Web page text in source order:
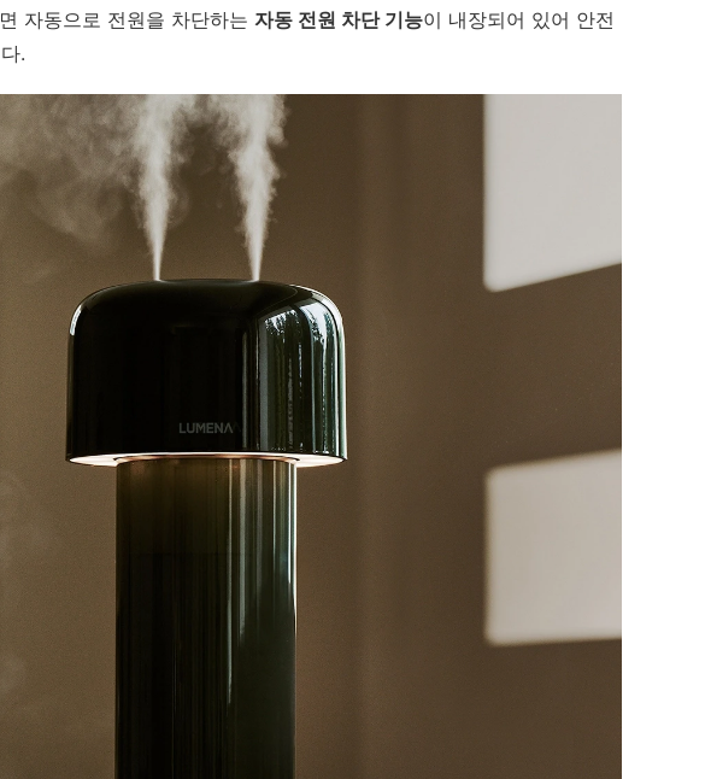
자동으로 전원을 차단하는 자동 전원 차단 기능이 내장되어 있어 안전
.